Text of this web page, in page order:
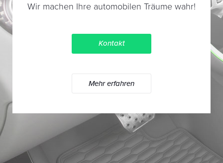
Wir machen Ihre automobilen Träume wahr!
Kontakt
Mehr erfahren